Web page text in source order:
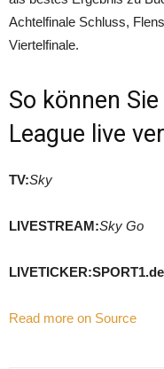
Achtelfinale Schluss,
Viertelfinale.
So können
League live
TV:Sky
LIVESTREAM:Sky Go
LIVETICKER:SPORT1.de
Read more on Source